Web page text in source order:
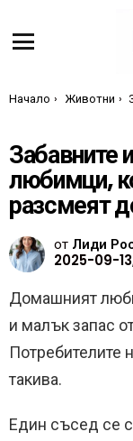
Ти си тук:
Начало Животни
Забавните
любимци,
разсмеят
от Лиди
2025-09-
Домашният
и малък запас
Потребителите
такива.
Един съсед се